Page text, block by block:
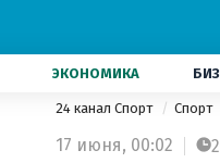
ЭКОНОМИКА
24 канал Спорт Спорт
17 июня, 00:02 2